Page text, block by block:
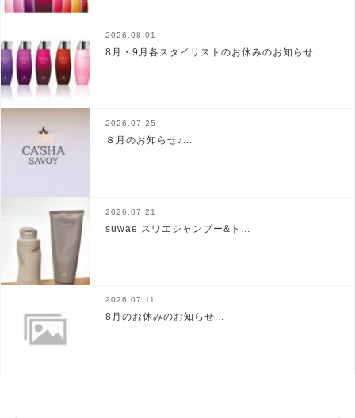
2026.08.01
8月・9月各スタイリストのお休みのお知らせ...
2026.07.25
８月のお知らせ♪...
2026.07.21
suwae スワエシャンプー&ト...
2026.07.11
8月のお休みのお知らせ...